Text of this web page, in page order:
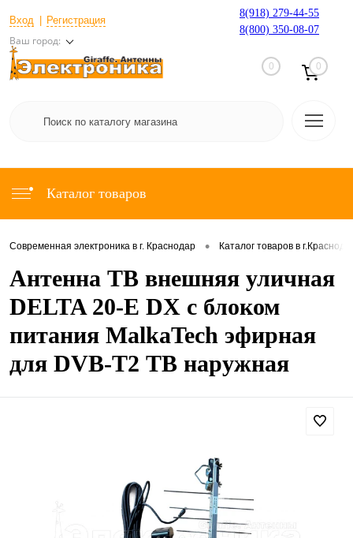
Вход Регистрация
Ваш город:
8(918) 279-44-55
8(800) 350-08-07
0 0
Каталог товаров
Современная электроника в г. Краснодар • Каталог товаров в
Антенна ТВ внешняя уличная
DELTA 20-E DX с блоком
питания MalkaTech эфирная
для DVB-T2 ТВ наружная